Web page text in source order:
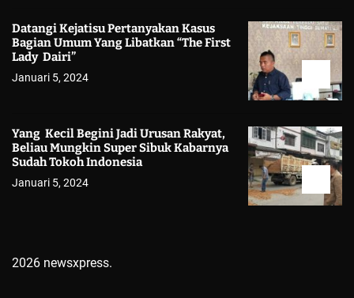
Datangi Kejatisu Pertanyakan Kasus
Bagian Umum Yang Libatkan “The First
Lady Dairi”
Januari 5, 2024
Yang Kecil Begini Jadi Urusan Rakyat,
Beliau Mungkin Super Sibuk Kabarnya
Sudah Tokoh Indonesia
Januari 5, 2024
2026 newsxpress.